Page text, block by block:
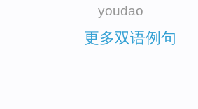
youdao
更多双语例句